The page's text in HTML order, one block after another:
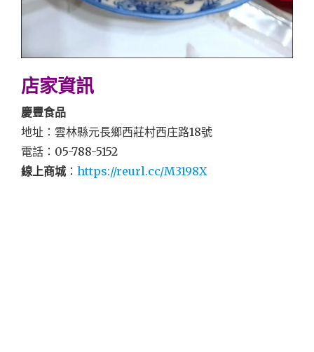
店家資訊
慶豐食品
地址：雲林縣元長鄉西莊村西庄路18號
電話：05-788-5152
線上商城 ： https://reurl.cc/M3198X